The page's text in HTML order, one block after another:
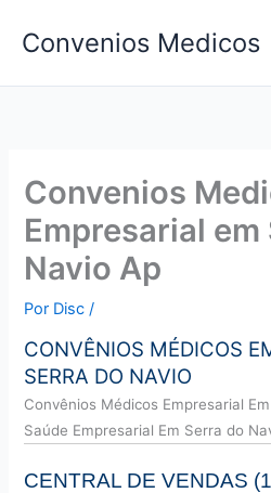
para
conteúdo
Convenios Medicos
Convenios
Empresarial em
Navio Ap
Por Disc/
CONVÊNIOS MÉDICOS
SERRA DO NAVIO
Convênios Médicos Empresarial
Saúde Empresarial Em Serra do
CENTRAL DE VENDAS